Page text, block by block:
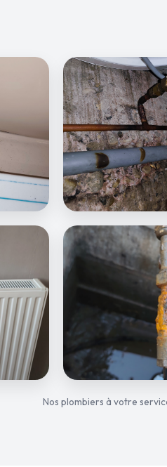
Nos plombiers à votre